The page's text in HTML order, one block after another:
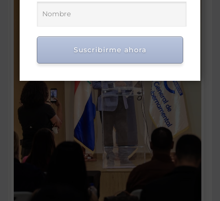
Suscribirme ahora